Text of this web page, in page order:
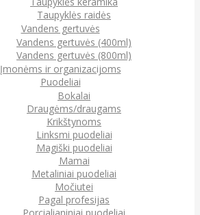
Taupyklės raidės
Vandens gertuvės
Vandens gertuvės (400ml)
Vandens gertuvės (800ml)
Įmonėms ir organizacijoms
Puodeliai
Bokalai
Draugėms/draugams
Krikštynoms
Linksmi puodeliai
Magiški puodeliai
Mamai
Metaliniai puodeliai
Močiutei
Pagal profesijas
Porcialianiniai puodeliai